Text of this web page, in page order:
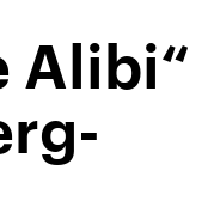
Alibi“